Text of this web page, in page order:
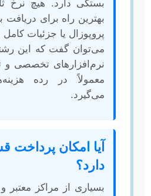
بستگی دارد. هیچ نرخ
بهترین راه برای دریافت
پروپوزال یا جزئیات
می‌توان گفت که این رشته
نرم‌افزارهای تخصصی و
معمولاً در رده
می‌گیرد.
آیا امکان
دارد؟
بسیاری از مراکز معتبر